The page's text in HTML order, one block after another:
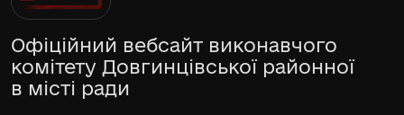
Офіційний вебсайт виконавчого
комітету Довгинцівської районної
в місті ради